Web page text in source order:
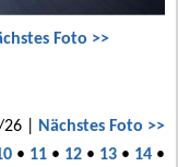
Foto >>
26 | Nächstes Foto >>
• 11• 12• 13• 14•